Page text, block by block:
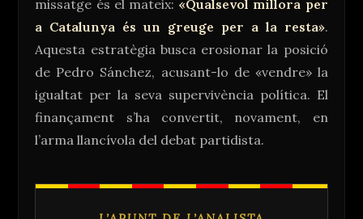
missatge és el mateix: «Qualsevol millora per
a Catalunya és un greuge per a la resta».
Aquesta estratègia busca erosionar la posició
de Pedro Sánchez, acusant-lo de «vendre» la
igualtat per la seva supervivència política. El
finançament s’ha convertit, novament, en
l’arma llancívola del debat partidista.